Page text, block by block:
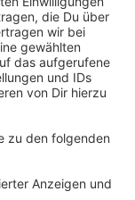
weiteres Detail:
um zu
wird. Wenn
ab Frühjahr